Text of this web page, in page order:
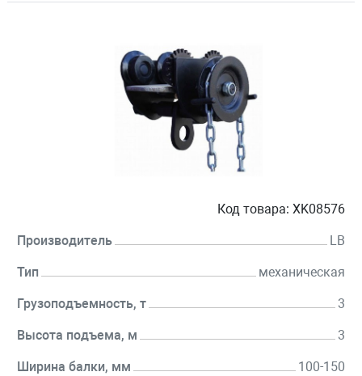
Код товара: XK08576
Производитель LB
Тип механическая
Грузоподъемность, т 3
Высота подъема, м 3
Ширина балки, мм 100-150